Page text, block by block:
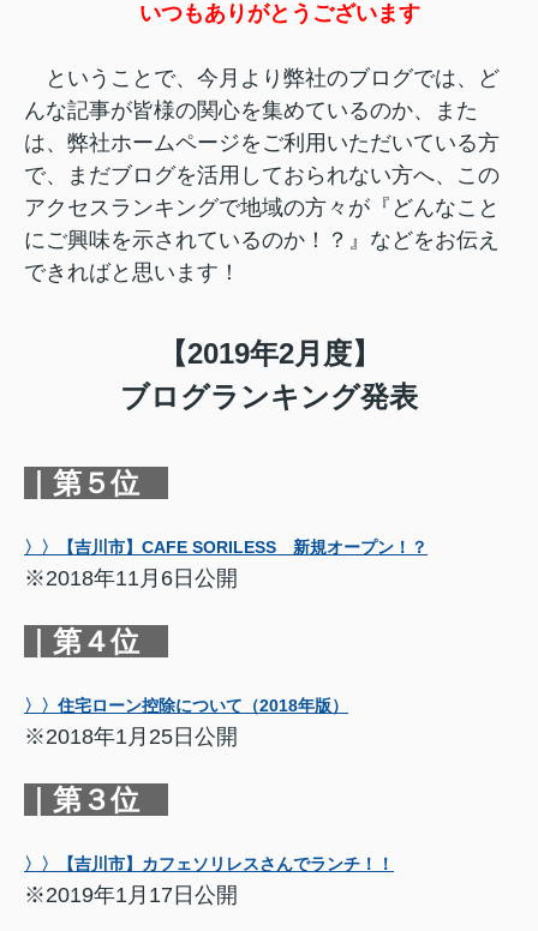
いつもありがとうございます
ということで、今月より弊社のブログでは、ど
んな記事が皆様の関心を集めているのか、また
は、弊社ホームページをご利用いただいている方
で、まだブログを活用しておられない方へ、この
アクセスランキングで地域の方々が『どんなこと
にご興味を示されているのか！？』などをお伝え
できればと思います！
【2019年2月度】
ブログランキング発表
｜第５位
〉〉【吉川市】CAFE SORILESS 新規オープン！？
※2018年11月6日公開
｜第４位
〉〉住宅ローン控除について（2018年版）
※2018年1月25日公開
｜第３位
〉〉【吉川市】カフェソリレスさんでランチ！！
※2019年1月17日公開